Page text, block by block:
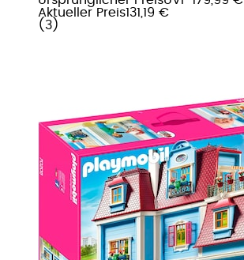
Aktueller Preis131,19 €
( 3 )